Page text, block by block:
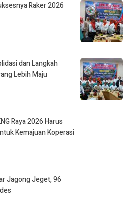
Raker 2026
dan Langkah
Lebih Maju
Raya 2026 Harus
Kemajuan Koperasi
Jagong Jeget, 96